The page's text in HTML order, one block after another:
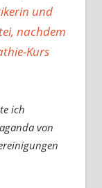
und
nachdem
Kurs
ich
von